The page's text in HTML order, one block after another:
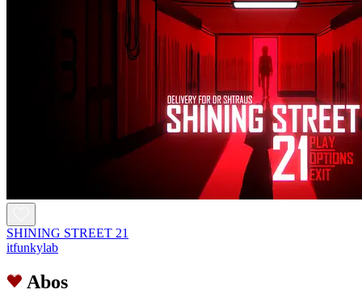
SHINING STREET 21
itfunkylab
Abos